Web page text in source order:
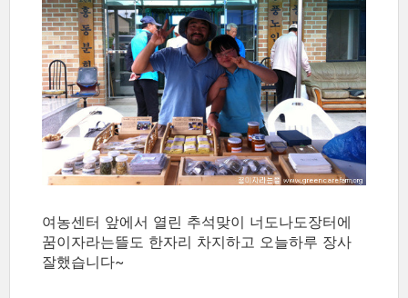
여농센터 앞에서 열린 추석맞이 너도나도장터에
꿈이자라는뜰도 한자리 차지하고 오늘하루 장사
잘했습니다~